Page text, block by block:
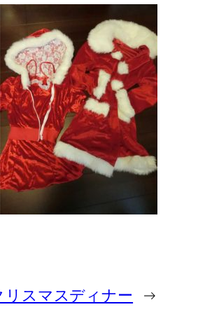
リスマスディナー →